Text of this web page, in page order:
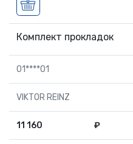
Комплект прокладок
01****01
VIKTOR REINZ
11 160 ₽